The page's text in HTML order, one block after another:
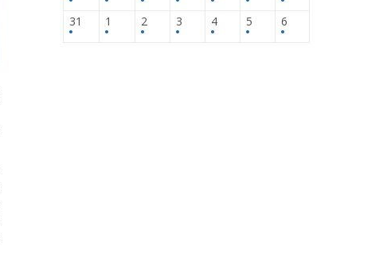
31 1 2 3 4 5 6